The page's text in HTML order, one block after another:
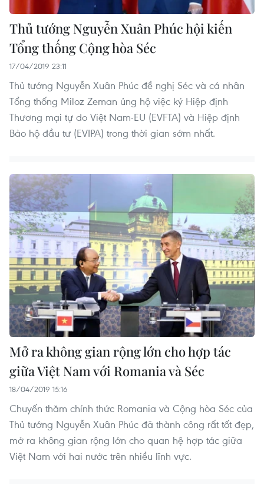
Thủ tướng Nguyễn Xuân Phúc hội kiến
Tổng thống Cộng hòa Séc
17/04/2019 23:11
Thủ tướng Nguyễn Xuân Phúc đề nghị Séc và cá nhân
Tổng thống Miloz Zeman ủng hộ việc ký Hiệp định
Thương mại tự do Việt Nam-EU (EVFTA) và Hiệp định
Bảo hộ đầu tư (EVIPA) trong thời gian sớm nhất.
Mở ra không gian rộng lớn cho hợp tác
giữa Việt Nam với Romania và Séc
18/04/2019 15:16
Chuyến thăm chính thức Romania và Cộng hòa Séc của
Thủ tướng Nguyễn Xuân Phúc đã thành công rất tốt đẹp,
mở ra không gian rộng lớn cho quan hệ hợp tác giữa
Việt Nam với hai nước trên nhiều lĩnh vực.